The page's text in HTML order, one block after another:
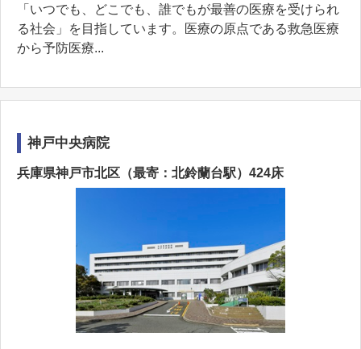
「いつでも、どこでも、誰でもが最善の医療を受けられ
る社会」を目指しています。医療の原点である救急医療
から予防医療...
神戸中央病院
兵庫県神戸市北区（最寄：北鈴蘭台駅）424床